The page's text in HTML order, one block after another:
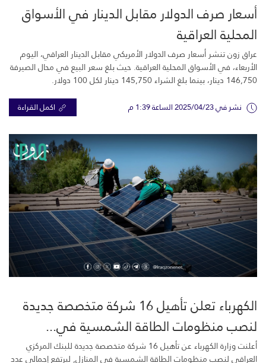
أسعار صرف الدولار مقابل الدينار في الأسواق
المحلية العراقية
عراق زون تنشر أسعار صرف الدولار الأمريكي مقابل الدينار العراقي، اليوم
الأربعاء، في الأسواق المحلية العراقية. حيث بلغ سعر البيع في محال الصيرفة
146,750 دينار، بينما بلغ الشراء 145,750 دينار لكل 100 دولار.
نشر في 2025/04/23 الساعة 1:39 م اكمل القراءة
الكهرباء تعلن تأهيل 16 شركة متخصصة جديدة
لنصب منظومات الطاقة الشمسية في...
أعلنت وزارة الكهرباء عن تأهيل 16 شركة ‏متخصصة جديدة للبنك المركزي
العراقي لنصب منظومات الطاقة الشمسية في المنازل, ليرتفع إجمالي عدد